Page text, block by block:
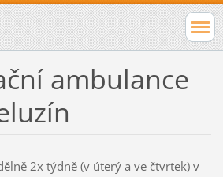
ambulance
2x týdně (v úterý a ve čtvrtek) v